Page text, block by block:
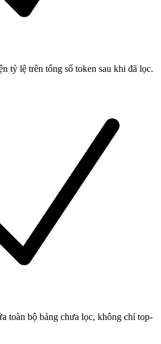
tỷ lệ trên tổng số token sau khi đã lọc.
toàn bộ bảng chưa lọc, không chỉ top-